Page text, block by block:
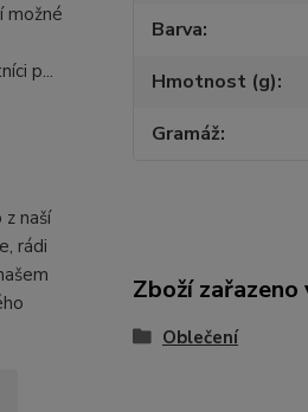
možné
p...
naší
rádi
Barva
Hmotnost (g)
Gramáž
Zboží
Oblečení